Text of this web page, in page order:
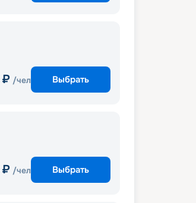
₽ /чел Выбрать
₽ /чел Выбрать